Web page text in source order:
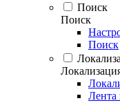
Поиск
Поиск
Поиск
Лента